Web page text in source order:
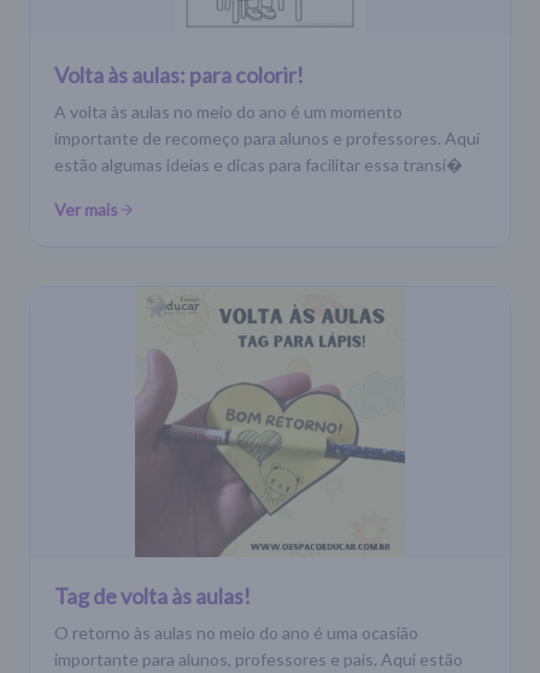
Volta às aulas: para colorir!
A volta às aulas no meio do ano é um momento
importante de recomeço para alunos e professores. Aqui
estão algumas ideias e dicas para facilitar essa transi�
Ver mais
Tag de volta às aulas!
O retorno às aulas no meio do ano é uma ocasião
importante para alunos, professores e pais. Aqui estão